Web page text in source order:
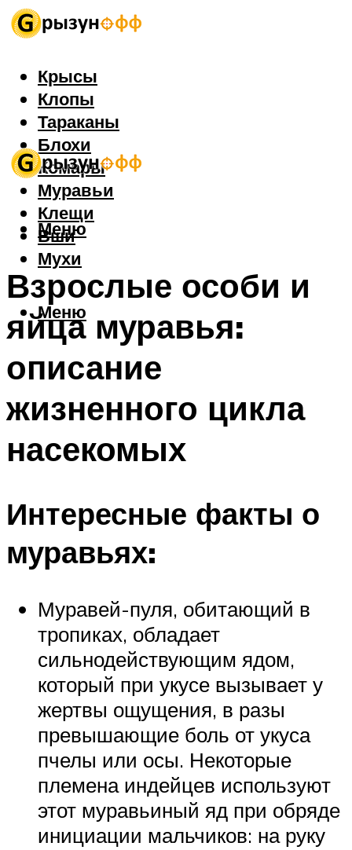
Крысы
Клопы
Тараканы
Блохи
Комары
Муравьи
Клещи
Вши
Мухи
Меню
Меню
Взрослые особи и
яйца муравья:
описание
жизненного цикла
насекомых
Интересные факты о
муравьях:
Муравей-пуля, обитающий в
тропиках, обладает
сильнодействующим ядом,
который при укусе вызывает у
жертвы ощущения, в разы
превышающие боль от укуса
пчелы или осы. Некоторые
племена индейцев используют
этот муравьиный яд при обряде
инициации мальчиков: на руку